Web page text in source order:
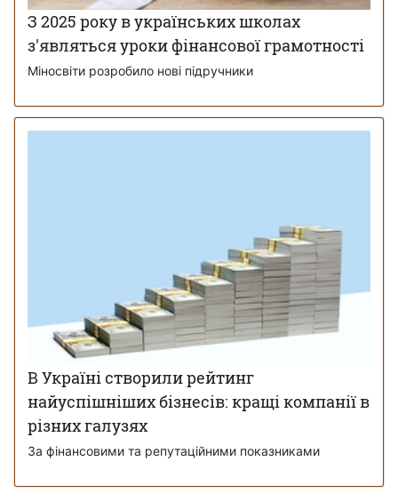
З 2025 року в українських школах
з'являться уроки фінансової грамотності
Міносвіти розробило нові підручники
В Україні створили рейтинг
найуспішніших бізнесів: кращі компанії в
різних галузях
За фінансовими та репутаційними показниками